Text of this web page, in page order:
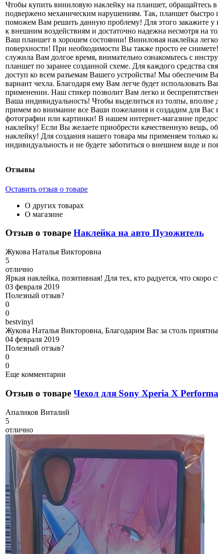
Чтобы купить виниловую наклейку на планшет, обращайтесь
подвержено механическим нарушениям. Так, планшет быстро
поможем Вам решить данную проблему! Для этого закажите у
к внешним воздействиям и достаточно надежна несмотря на
Ваш планшет в хорошем состоянии! Виниловая наклейка
поверхности! При необходимости Вы также просто ее
служила Вам долгое время, внимательно ознакомьтесь с
планшет по заранее созданной схеме. Для каждого средства
доступ ко всем разъемам Вашего устройства! Мы обеспечим
вариант чехла. Благодаря ему Вам легче будет использовать
применении. Наш стикер позволит Вам легко и
Ваша индивидуальность! Чтобы выделиться из толпы, вполне
примем во внимание все Ваши пожелания и создадим для
фотографии или картинки! В нашем интернет-магазине
наклейку! Если Вы желаете приобрести качественную вещь,
наклейку! Для создания нашего товара мы применяем только
индивидуальность и не будете заботиться о внешнем виде и
Отзывы
Оставить отзыв о товаре
О других товарах
О магазине
Отзыв о товаре Наклейка на авто Пузожитель
Жукова Наталья Викторовна
5
отлично
Яркая наклейка, позитивная! Для тех, кто радуется, что
03 февраля 2019
Полезный отзыв?
0
0
bestvinyl
Жукова Наталья Викторовна, Благодарим Вас за столь
04 февраля 2019
Полезный отзыв?
0
0
Еще комментарии
Отзыв о товаре Чехол для Sony Xperia X
Апаликов Виталий
5
отлично